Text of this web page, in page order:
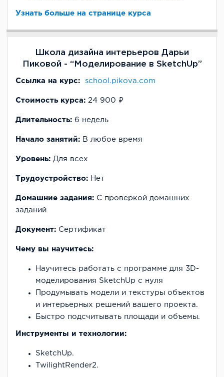
Узнать больше на странице курса
Школа дизайна интерьеров Дарьи
Пиковой - “Моделирование в SketchUp”
Ссылка на курс: school.pikova.com
Стоимость курса: 24 900 ₽
Длительность: 6 недель
Начало занятий: В любое время
Уровень: Для всех
Трудоустройство: Нет
Домашние задания: С проверкой домашних
заданий
Документ: Сертификат
Чему вы научитесь:
Научитесь работать с программе для 3D-
моделирования SketchUp с нуля
Продумывать модели и текстуры объектов
и интерьерных решений вашего проекта.
Быстро подсчитывать площади и объемы.
Инструменты и технологии:
SketchUp.
TwilightRender2.